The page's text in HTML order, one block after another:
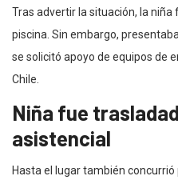
Tras advertir la situación, la
piscina. Sin embargo,
se solicitó apoyo de equipos de
Chile.
Niña fue
asistencial
Hasta el lugar también